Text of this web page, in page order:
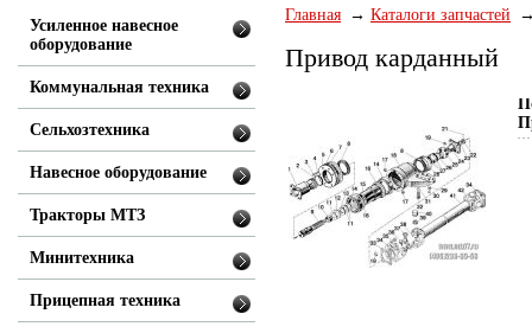
Главная Каталоги запчастей
Привод карданный
Усиленное навесное
оборудование
Коммунальная техника
Сельхозтехника
Навесное оборудование
Тракторы МТЗ
Минитехника
Прицепная техника